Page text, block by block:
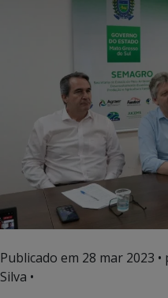
Publicado em 28 mar 2023
Silva •